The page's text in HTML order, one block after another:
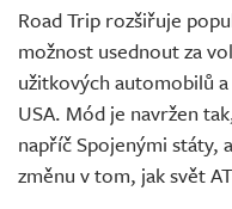
Road Trip rozšiřuje
možnost usednout za
užitkových automobilů
USA. Mód je navržen
napříč Spojenými státy,
změnu v tom, jak svět